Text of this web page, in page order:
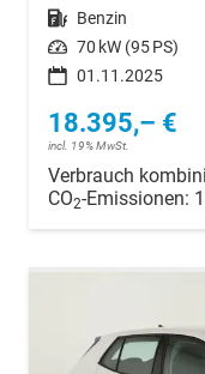
Kraftstoff Benzin
Leistung 70 kW (95 PS)
01.11.2025
18.395,– €
incl. 19% MwSt.
Verbrauch
CO2-Emissionen: